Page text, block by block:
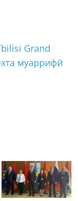
Grand
муаррифӣ